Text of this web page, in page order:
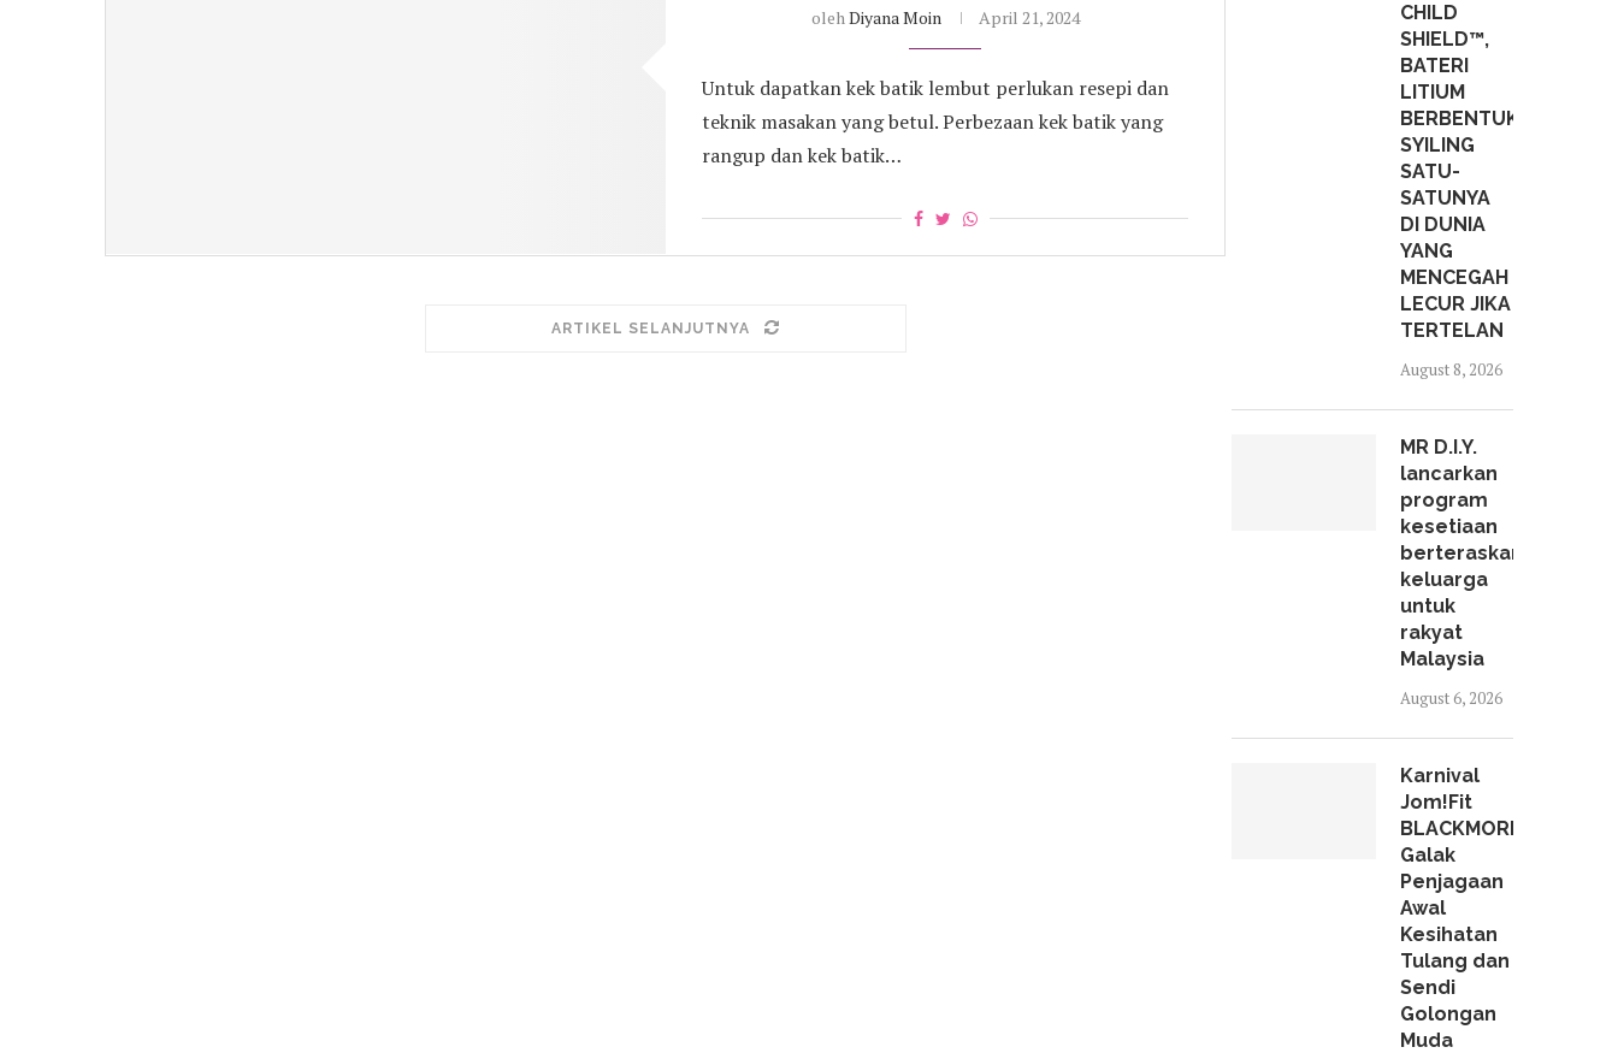
olehDiyana Moin April 21, 2024
Untuk dapatkan kek batik lembut perlukan resepi dan
teknik masakan yang betul. Perbezaan kek batik yang
rangup dan kek batik…
ARTIKEL SELANJUTNYA
CHILD
SHIELD™,
BATERI
LITIUM
BERBENTUK
SYILING
SATU-
SATUNYA
DI DUNIA
YANG
MENCEGAH
LECUR JIKA
TERTELAN
August 8, 2026
MR D.I.Y.
lancarkan
program
kesetiaan
berteraskan
keluarga
untuk
rakyat
Malaysia
August 6, 2026
Karnival
Jom!Fit
BLACKMORES
Galak
Penjagaan
Awal
Kesihatan
Tulang dan
Sendi
Golongan
Muda